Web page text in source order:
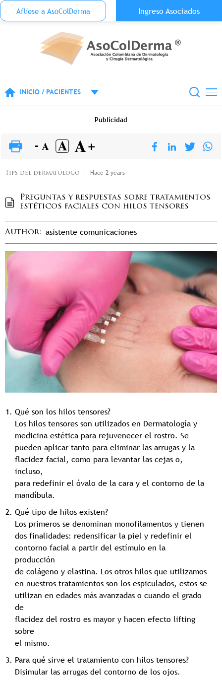
Pasar al contenido principal
Menu Top Anónimo
Aflíese a AsoColDerma Ingreso Asociados
INICIO / PACIENTES
Publicidad
Tips del dermatólogo Hace 2 years
Preguntas y respuestas sobre tratamientos
estéticos faciales con hilos tensores
Author asistente comunicaciones
Qué son los hilos tensores?
Los hilos tensores son utilizados en Dermatología y
medicina estética para rejuvenecer el rostro. Se
pueden aplicar tanto para eliminar las arrugas y la
flacidez facial, como para levantar las cejas o,
incluso,
para redefinir el óvalo de la cara y el contorno de la
mandíbula.
Qué tipo de hilos existen?
Los primeros se denominan monofilamentos y tienen
dos finalidades: redensificar la piel y redefinir el
contorno facial a partir del estímulo en la
producción
de colágeno y elastina. Los otros hilos que utilizamos
en nuestros tratamientos son los espiculados, estos se
utilizan en edades más avanzadas o cuando el grado
de
flacidez del rostro es mayor y hacen efecto lifting
sobre
el mismo.
Para qué sirve el tratamiento con hilos tensores?
Disimular las arrugas del contorno de los ojos.